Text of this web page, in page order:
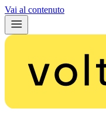
Vai al contenuto